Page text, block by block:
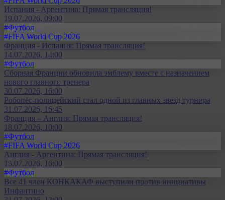
Испания - Аргентина: Прямая трансляция!
19.07.2026, 09:00
#Футбол
#FIFA World Cup 2026
Франция - Испания: Прямая трансляция!
14.07.2026, 14:00
#Футбол
Сборная Франции обновила эмблему вместе с назначением
нового главного тренера
30.07.2026, 16:00
Робопёс-полицейский стал одной из главных звезд турнира
31.07.2026, 16:45
Франция – Англия: Прямая трансляция!
18.07.2026, 10:00
#Футбол
#FIFA World Cup 2026
Англия - Аргентина: Прямая трансляция!
15.07.2026, 16:00
#Футбол
Все 41 член КОНКАКАФ выступили против инициативы
Инфантино